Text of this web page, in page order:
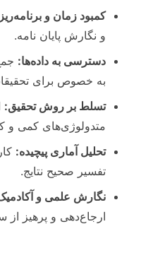
کمبود زمان و
و نگارش پایان نامه.
دسترسی به داده‌ها:
به خصوص برای
تسلط بر روش تحقیق:
متدولوژی‌های کمی و
تحلیل آماری پیچیده:
تفسیر صحیح نتایج.
نگارش علمی و
ارجاع‌دهی و پرهیز از